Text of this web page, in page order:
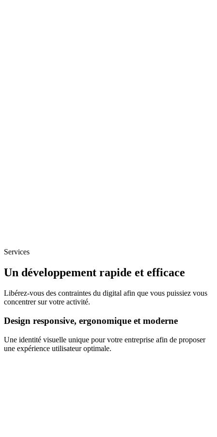
Services
Un développement rapide et efficace
Libérez-vous des contraintes du digital afin que vous puissiez vous
concentrer sur votre activité.
Design responsive, ergonomique et moderne
Une identité visuelle unique pour votre entreprise afin de proposer
une expérience utilisateur optimale.